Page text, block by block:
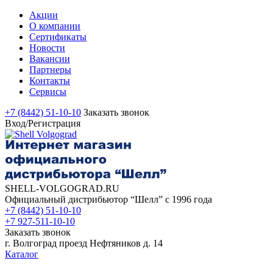
Акции
О компании
Сертификаты
Новости
Вакансии
Партнеры
Контакты
Сервисы
+7 (8442) 51-10-10 Заказать звонок
Вход/Регистрация
SHELL-VOLGOGRAD.RU
Официальный дистрибьютор “Шелл” с 1996 года
+7 (8442) 51-10-10
+7 927-511-10-10
Заказать звонок
г. Волгоград проезд Нефтяников д. 14
Каталог